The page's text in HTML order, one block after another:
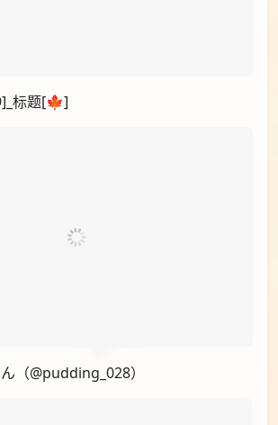
标题[🍁]
（@pudding_028）